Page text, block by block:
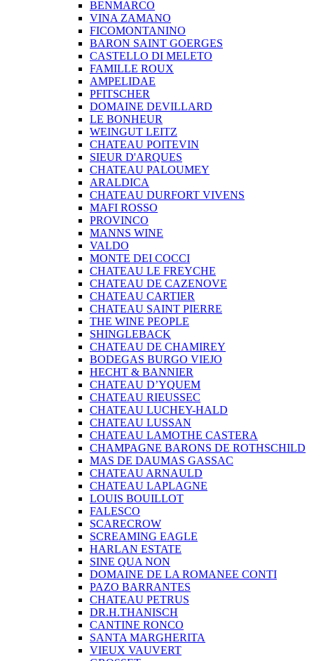
BENMARCO
VINA ZAMANO
FICOMONTANINO
BARON SAINT GOERGES
CASTELLO DI MELETO
FAMILLE ROUX
AMPELIDAE
PFITSCHER
DOMAINE DEVILLARD
LE BONHEUR
WEINGUT LEITZ
CHATEAU POITEVIN
SIEUR D'ARQUES
CHATEAU PALOUMEY
ARALDICA
CHATEAU DURFORT VIVENS
MAFI ROSSO
PROVINCO
MANNS WINE
VALDO
MONTE DEI COCCI
CHATEAU LE FREYCHE
CHATEAU DE CAZENOVE
CHATEAU CARTIER
CHATEAU SAINT PIERRE
THE WINE PEOPLE
SHINGLEBACK
CHATEAU DE CHAMIREY
BODEGAS BURGO VIEJO
HECHT & BANNIER
CHATEAU D’YQUEM
CHATEAU RIEUSSEC
CHATEAU LUCHEY-HALD
CHATEAU LUSSAN
CHATEAU LAMOTHE CASTERA
CHAMPAGNE BARONS DE ROTHSCHILD
MAS DE DAUMAS GASSAC
CHATEAU ARNAULD
CHATEAU LAPLAGNE
LOUIS BOUILLOT
FALESCO
SCARECROW
SCREAMING EAGLE
HARLAN ESTATE
SINE QUA NON
DOMAINE DE LA ROMANEE CONTI
PAZO BARRANTES
CHATEAU PETRUS
DR.H.THANISCH
CANTINE RONCO
SANTA MARGHERITA
VIEUX VAUVERT